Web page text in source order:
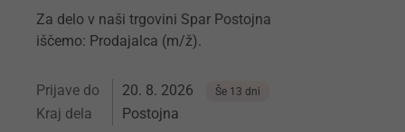
Za delo v naši trgovini Spar Postojna
iščemo: Prodajalca (m/ž).
Prijave do 20. 8. 2026 Še 13 dni
Kraj dela Postojna